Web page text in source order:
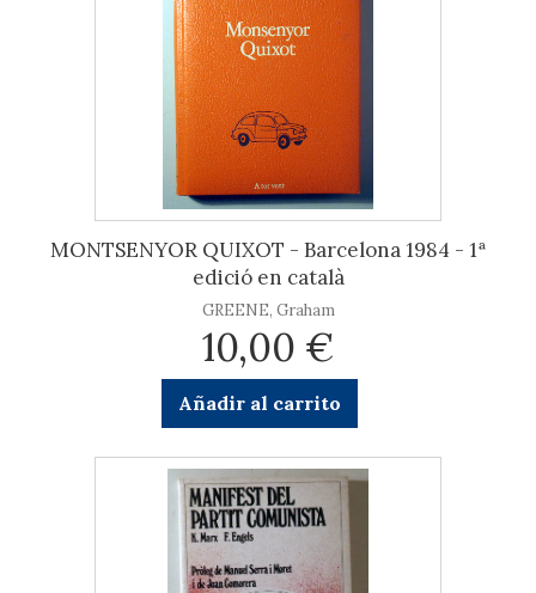
MONTSENYOR QUIXOT - Barcelona 1984 - 1ª
edició en català
GREENE, Graham
10,00 €
Añadir al carrito